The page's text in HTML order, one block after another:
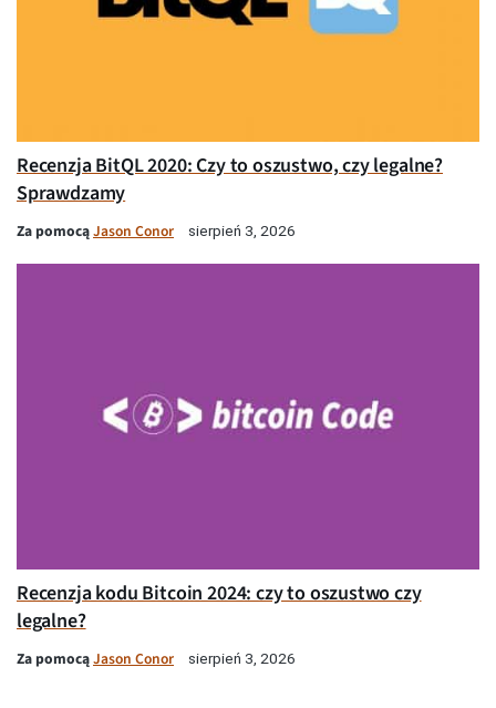
Recenzja BitQL 2020: Czy to oszustwo, czy legalne?
Sprawdzamy
Za pomocąJason Conor sierpień 3, 2026
Recenzja kodu Bitcoin 2024: czy to oszustwo czy
legalne?
Za pomocąJason Conor sierpień 3, 2026